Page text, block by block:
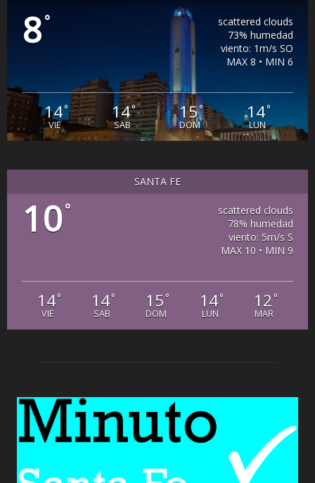
8°
scattered clouds
73% humedad
viento: 1m/s SO
MAX 8 • MIN 6
14°
VIE
14°
SAB
15°
DOM
14°
LUN
SANTA FE
10°
scattered clouds
78% humedad
viento: 5m/s S
MAX 10 • MIN 9
14°
VIE
14°
SAB
15 °
DOM
14°
LUN
12 °
MAR